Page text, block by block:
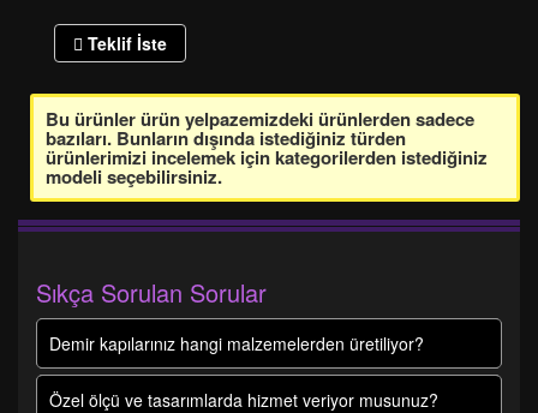
Teklif İste
Bu ürünler ürün yelpazemizdeki ürünlerden sadece
bazıları. Bunların dışında istediğiniz türden
ürünlerimizi incelemek için kategorilerden istediğiniz
modeli seçebilirsiniz.
Sıkça Sorulan Sorular
Demir kapılarınız hangi malzemelerden üretiliyor?
Özel ölçü ve tasarımlarda hizmet veriyor musunuz?